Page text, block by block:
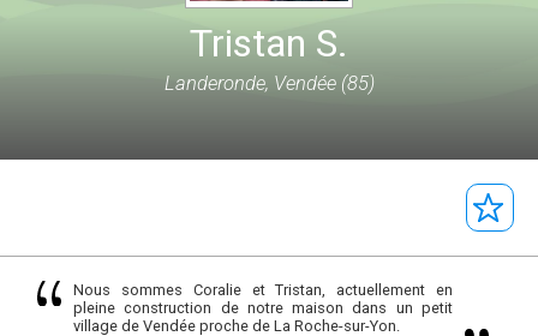
Tristan S.
Landeronde, Vendée (85)
Nous sommes Coralie et Tristan, actuellement en
pleine construction de notre maison dans un petit
village de Vendée proche de La Roche-sur-Yon.